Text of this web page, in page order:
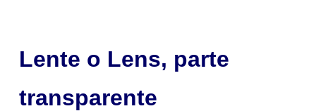
Lente o Lens, parte
transparente